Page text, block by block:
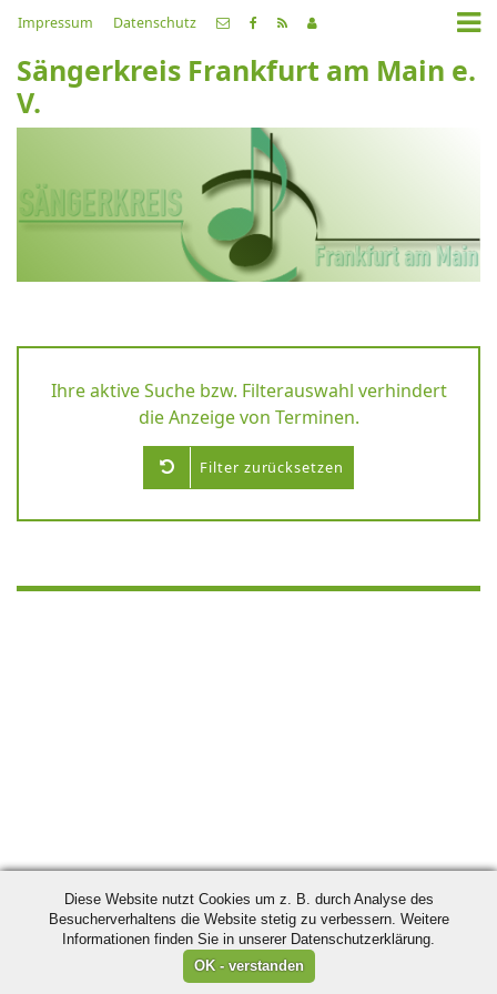
Impressum Datenschutz
Sängerkreis Frankfurt am Main e.
V.
Ihre aktive Suche bzw. Filterauswahl verhindert
die Anzeige von Terminen.
Filter zurücksetzen
Diese Website nutzt Cookies um z. B. durch Analyse des
Besucherverhaltens die Website stetig zu verbessern. Weitere
Informationen finden Sie in unserer Datenschutzerklärung.